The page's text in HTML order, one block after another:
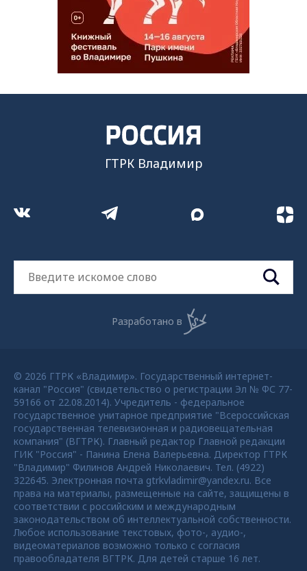
ГТРК Владимир
Разработано в
© 2026 ГТРК «Владимир». Государственный интернет-
канал "Россия" (свидетельство о регистрации Эл № ФС 77-
59166 от 22.08.2014). Учредитель - федеральное
государственное унитарное предприятие "Всероссийская
государственная телевизионная и радиовещательная
компания" (ВГТРК). Главный редактор Главной редакции
ГИК "Россия" - Панина Елена Валерьевна. Директор ГТРК
"Владимир" Филинов Андрей Николаевич. Тел. (4922)
322645. Электронная почта gtrkvladimir@yandex.ru. Все
права на материалы, размещенные на сайте, защищены в
соответствии с российским и международным
законодательством об интеллектуальной собственности.
Любое использование текстовых, фото-, аудио-,
видеоматериалов возможно только с согласия
правообладателя ВГТРК. Для детей старше 16 лет.